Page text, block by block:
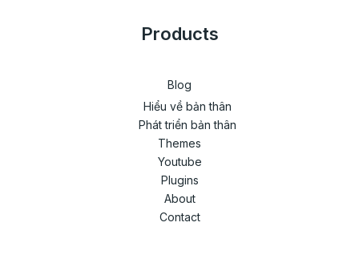
Products
Blog
Hiểu về bản thân
Phát triển bản thân
Themes
Youtube
Plugins
About
Contact